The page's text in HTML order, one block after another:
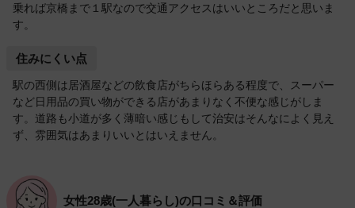
乗れば京橋まで１駅なので交通アクセスはいいところだと思いま
す。
住みにくい点
駅の西側は居酒屋などの飲食店がちらほらある程度で、スーパー
など日用品の買い物ができる店があまりなく不便な感じがしま
す。道路も小道が多く薄暗い感じもして治安はそんなによく見え
ず、雰囲気はあまりいいとはいえません。
女性28歳(一人暮らし)の口コミ＆評価